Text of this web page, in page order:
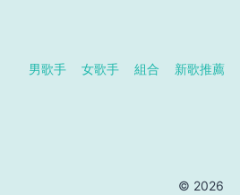
男歌手 女歌手 組合 新歌推薦
© 2026